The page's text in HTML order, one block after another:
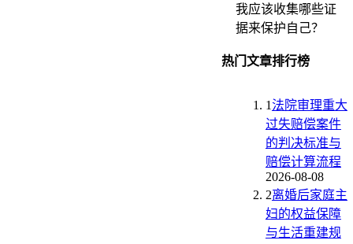
我应该收集哪些证
据来保护自己？
热门文章排行榜
1法院审理重大
过失赔偿案件
的判决标准与
赔偿计算流程
2026-08-08
2离婚后家庭主
妇的权益保障
与生活重建规